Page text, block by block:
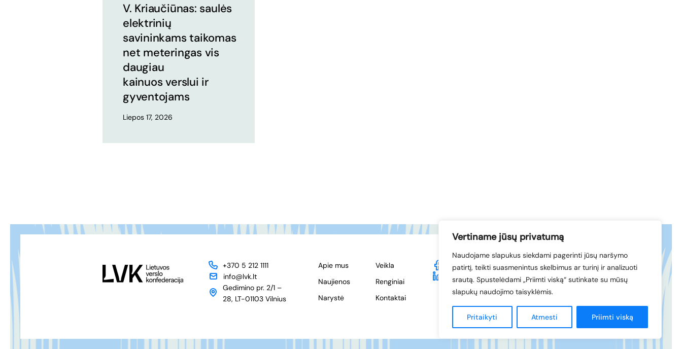
Vertiname jūsų privatumą
Naudojame slapukus siekdami pagerinti jūsų naršymo
patirtį, teikti suasmenintus skelbimus ar turinį ir analizuoti
srautą. Spustelėdami „Priimti viską“ sutinkate su mūsų
slapukų naudojimo taisyklėmis.
Pritaikyti Atmesti Priimti viską
V. Kriaučiūnas: saulės
elektrinių
savininkams taikomas
net meteringas vis
daugiau
kainuos verslui ir
gyventojams
Liepos 17, 2026
+370 5 212 1111
info@lvk.lt
Gedimino pr. 2/1 –
28, LT-01103 Vilnius
Apie mus
Naujienos
Narystė
Veikla
Renginiai
Kontaktai
Facebook
LinkedIn
© 1994-2026 LVK